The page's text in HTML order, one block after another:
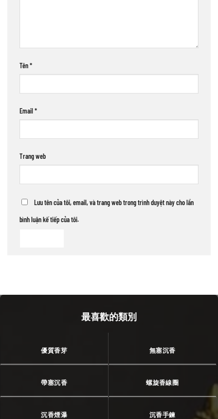
Tên*
Email*
Trang web
Lưu tên của tôi, email, và trang web trong trình duyệt này cho lần
bình luận kế tiếp của tôi.
最喜歡的類別
優質香芽 無塞沉香
帶塞沉香 螺旋香線圈
沉香煙瀑 沉香手鍊